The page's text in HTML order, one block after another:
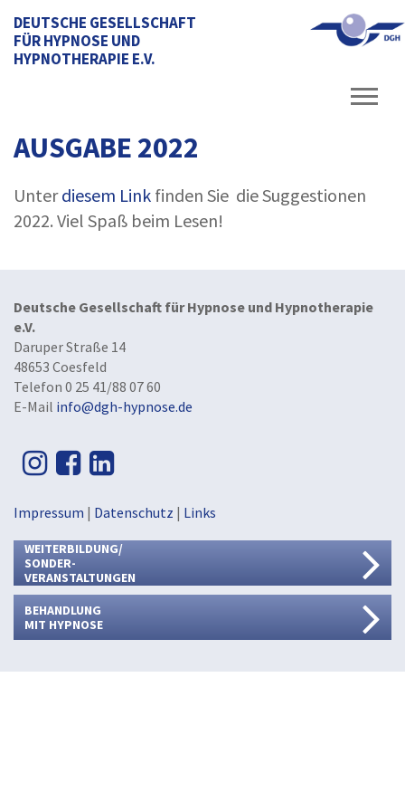
DEUTSCHE GESELLSCHAFT
FÜR HYPNOSE UND
HYPNOTHERAPIE E.V.
AUSGABE 2022
Unterdiesem Link finden Sie die Suggestionen
2022. Viel Spaß beim Lesen!
Deutsche Gesellschaft für Hypnose und Hypnotherapie
e.V.
Daruper Straße 14
48653 Coesfeld
Telefon 0 25 41/88 07 60
E-Mail info@dgh-hypnose.de
Impressum | Datenschutz | Links
WEITERBILDUNG/
SONDER-
VERANSTALTUNGEN
BEHANDLUNG
MIT HYPNOSE